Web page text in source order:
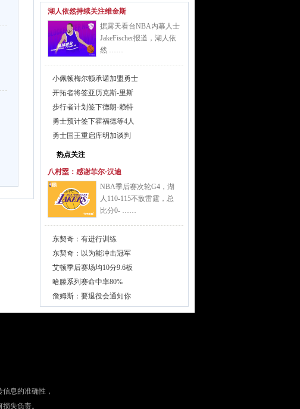
湖人依然持续关注维金斯
据露天看台NBA内幕人士
JakeFischer报道，湖人依
然 ……
小佩顿梅尔顿承诺加盟勇士
开拓者将签亚历克斯-里斯
步行者计划签下德朗-赖特
勇士预计签下霍福德等4人
勇士国王重启库明加谈判
热点关注
八村塁：感谢菲尔·汉迪
NBA季后赛次轮G4，湖
人110-115不敌雷霆，总
比分0- ……
东契奇：有进行训练
东契奇：以为能冲击冠军
艾顿季后赛场均10分9.6板
哈滕系列赛命中率80%
詹姆斯：要退役会通知你
息的准确性，
失负责。